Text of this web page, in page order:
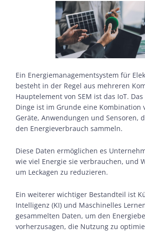
Ein Energiemanagementsystem für
besteht in der Regel aus mehreren
Hauptelement von SEM ist das IoT.
Dinge ist im Grunde eine Kombination
Geräte, Anwendungen und Sensoren,
den Energieverbrauch sammeln.
Diese Daten ermöglichen es
wie viel Energie sie verbrauchen, und
um Leckagen zu reduzieren.
Ein weiterer wichtiger Bestandteil ist
Intelligenz (KI) und Maschinelles
gesammelten Daten, um den
vorherzusagen, die Nutzung zu